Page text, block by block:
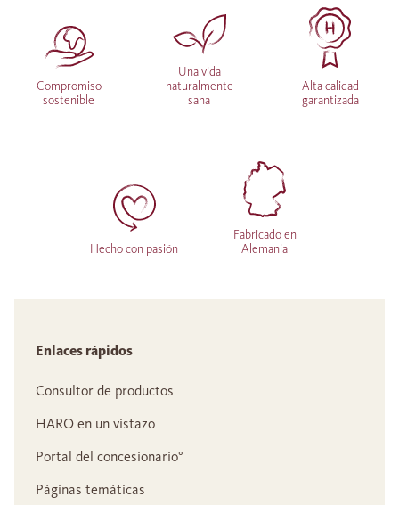
Compromiso
sostenible
Una vida
naturalmente
sana
Alta calidad
garantizada
Hecho con pasión
Fabricado en
Alemania
Enlaces rápidos
Consultor de productos
HARO en un vistazo
Portal del concesionario°
Páginas temáticas